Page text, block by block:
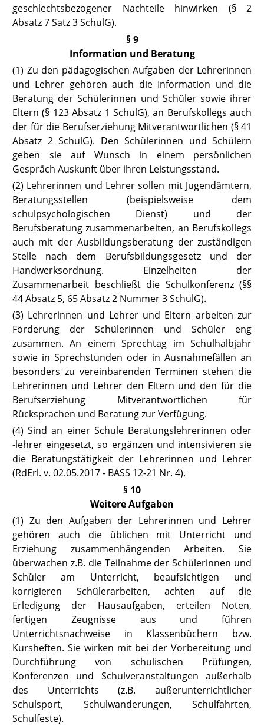
geschlechtsbezogener Nachteile hinwirken (§ 2
Absatz 7 Satz3 SchulG).
§ 9
Information und Beratung
(1) Zu den pädagogischen Aufgaben der Lehrerinnen
und Lehrer gehörenauch die Information und die
Beratung der Schülerinnen und Schüler sowie ihrer
Eltern(§ 123 Absatz 1 SchulG), an Berufskollegs auch
der für die Berufserziehung Mitverantwortlichen (§ 41
Absatz 2 SchulG). Den Schülerinnen und Schülern
geben sie auf Wunsch in einem persönlichen
Gespräch Auskunft über ihren Leistungsstand.
(2) Lehrerinnen und Lehrer sollen mit Jugendämtern,
Beratungsstellen (beispielsweise dem
schulpsychologischen Dienst) und der
Berufsberatung zusammenarbeiten, an Berufskollegs
auch mit der Ausbildungsberatung der zuständigen
Stelle nach dem Berufsbildungsgesetz und der
Handwerksordnung. Einzelheiten der
Zusammenarbeit beschließt die Schulkonferenz (§§
44 Absatz 5, 65 Absatz 2 Nummer 3 SchulG).
(3) Lehrerinnen und Lehrer und Eltern arbeiten zur
Förderung der Schülerinnen und Schüler eng
zusammen. An einem Sprechtag im Schulhalbjahr
sowie in Sprechstunden oder in Ausnahmefällen an
besonders zu vereinbarenden Terminen stehen die
Lehrerinnen und Lehrer den Eltern und den für die
Berufserziehung Mitverantwortlichen für
Rücksprachen und Beratung zur Verfügung.
(4) Sind an einer Schule Beratungslehrerinnen oder
‑lehrer eingesetzt, so ergänzen und intensivieren sie
die Beratungstätigkeit der Lehrerinnen und Lehrer
(RdErl. v. 02.05.2017 - BASS 12-21 Nr. 4).
§ 10
Weitere Aufgaben
(1) Zu den Aufgaben der Lehrerinnen und Lehrer
gehören auch die üblichen mit Unterricht und
Erziehung zusammenhängenden Arbeiten. Sie
überwachen z.B. die Teilnahme der Schülerinnen und
Schüler am Unterricht, beaufsichtigen und
korrigieren Schülerarbeiten, achten auf die
Erledigung der Hausaufgaben, erteilen Noten,
fertigen Zeugnisse aus und führen
Unterrichtsnachweise in Klassenbüchern bzw.
Kursheften. Sie wirken mit bei der Vorbereitung und
Durchführung von schulischen Prüfungen,
Konferenzen und Schulveranstaltungen außerhalb
des Unterrichts (z.B. außerunterrichtlicher
Schulsport, Schulwanderungen, Schulfahrten,
Schulfeste).